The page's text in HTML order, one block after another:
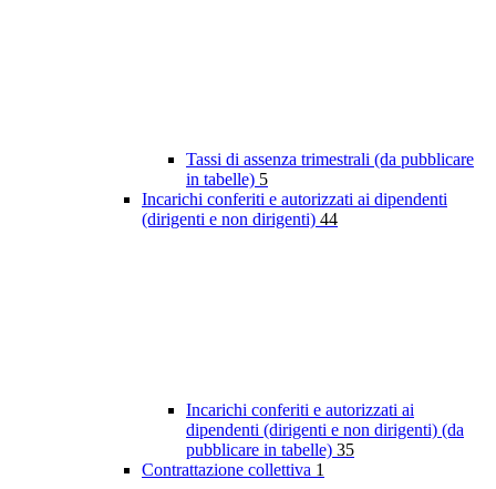
Tassi di assenza trimestrali (da pubblicare
in tabelle) 5
Incarichi conferiti e autorizzati ai dipendenti
(dirigenti e non dirigenti) 44
Incarichi conferiti e autorizzati ai
dipendenti (dirigenti e non dirigenti) (da
pubblicare in tabelle) 35
Contrattazione collettiva 1